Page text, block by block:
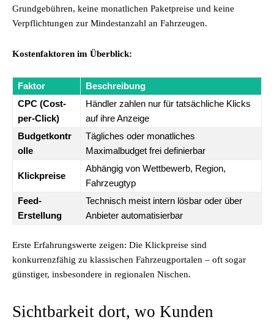
Grundgebühren, keine monatlichen Paketpreise und keine
Verpflichtungen zur Mindestanzahl an Fahrzeugen.
Kostenfaktoren im Überblick:
Faktor
Beschreibung
CPC (Cost-
per-Click)
Händler zahlen nur für tatsächliche Klicks
auf ihre Anzeige
Budgetkontr
olle
Tägliches oder monatliches
Maximalbudget frei definierbar
Klickpreise
Abhängig von Wettbewerb, Region,
Fahrzeugtyp
Feed-
Erstellung
Technisch meist intern lösbar oder über
Anbieter automatisierbar
Erste Erfahrungswerte zeigen: Die Klickpreise sind
konkurrenzfähig zu klassischen Fahrzeugportalen – oft sogar
günstiger, insbesondere in regionalen Nischen.
Sichtbarkeit dort, wo Kunden